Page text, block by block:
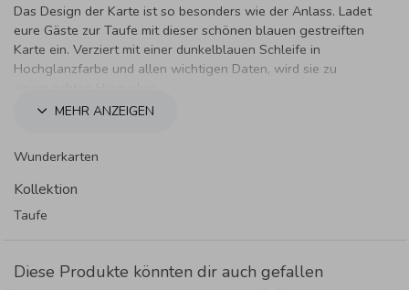
Das Design der Karte ist so besonders wie der Anlass. Ladet
eure Gäste zur Taufe mit dieser schönen blauen gestreiften
Karte ein. Verziert mit einer dunkelblauen Schleife in
Hochglanzfarbe und allen wichtigen Daten, wird sie zu
MEHR ANZEIGEN
Wunderkarten
Kollektion
Taufe
Diese Produkte könnten dir auch gefallen